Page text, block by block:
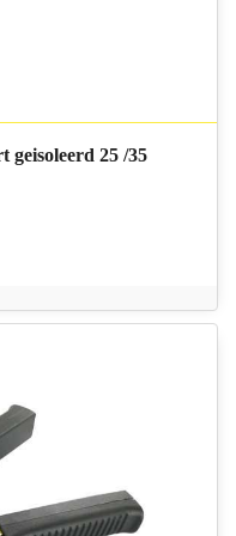
geisoleerd 25 /35